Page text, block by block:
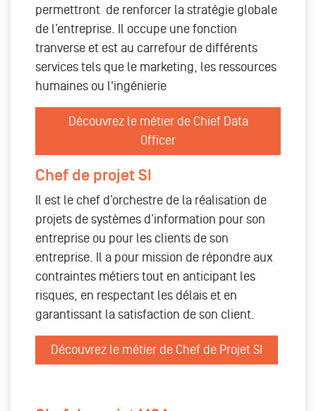
permettront de renforcer la stratégie globale
de l’entreprise. Il occupe une fonction
tranverse et est au carrefour de différents
services tels que le marketing, les ressources
humaines ou l'ingénierie
Découvrez le métier de Chief Data
Officer
Chef de projet SI
Il est le chef d’orchestre de la réalisation de
projets de systèmes d’information pour son
entreprise ou pour les clients de son
entreprise. Il a pour mission de répondre aux
contraintes métiers tout en anticipant les
risques, en respectant les délais et en
garantissant la satisfaction de son client.
Découvrez le métier de Chef de Projet SI